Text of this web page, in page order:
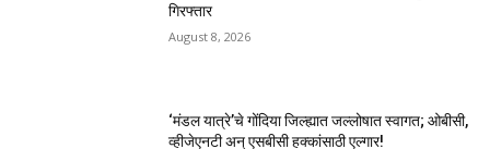
गिरफ्तार
August 8, 2026
‘मंडल यात्रे’चे गोंदिया जिल्ह्यात जल्लोषात स्वागत; ओबीसी,
व्हीजेएनटी अन् एसबीसी हक्कांसाठी एल्गार!